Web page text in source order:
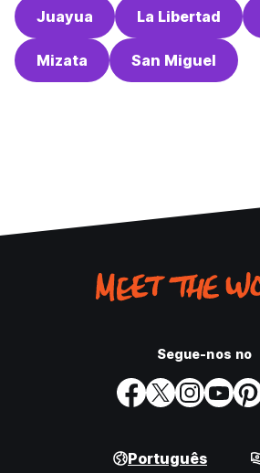
Juayua La Libertad
Mizata San Miguel
Segue-nos no
Português